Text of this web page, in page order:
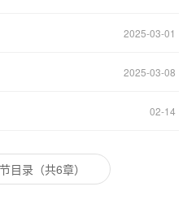
2025-03-01
2025-03-08
02-14
目录（共6章）